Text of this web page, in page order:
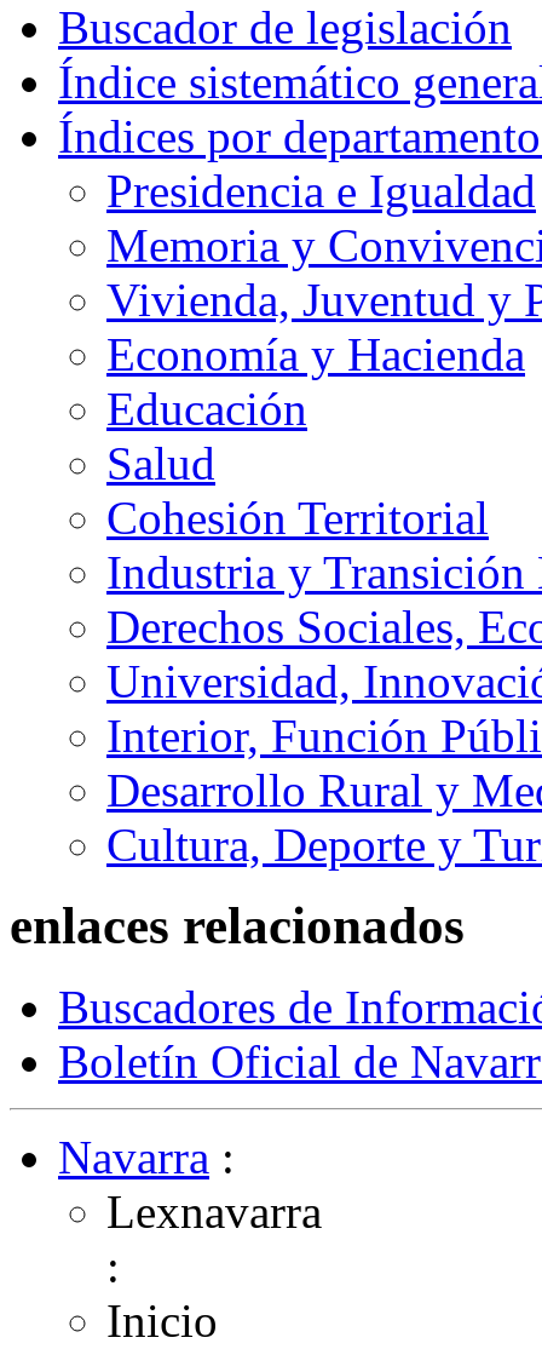
Buscador de legislación
Índice sistemático
Índices por
Presidencia e Igualdad
Memoria y
Vivienda, Juventud y
Economía y Hacienda
Educación
Salud
Cohesión Territorial
Industria y
Derechos Sociales,
Universidad,
Interior, Función
Desarrollo Rural y
Cultura, Deporte y
enlaces relacionados
Buscadores de
Boletín Oficial de
Navarra :
Lexnavarra
:
Inicio